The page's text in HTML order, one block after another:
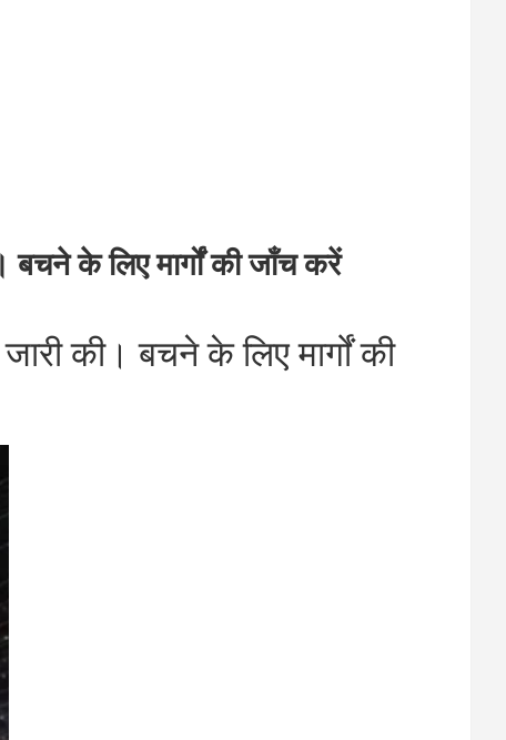
के लिए मार्गों की जाँच करें
की। बचने के लिए मार्गों की